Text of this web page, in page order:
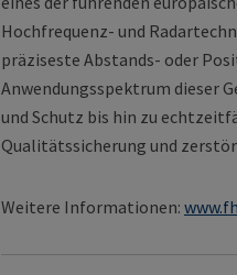
Hochfrequenz- und
präziseste Abstands- oder
Anwendungsspektrum dieser
und Schutz bis hin zu
Qualitätssicherung und
Weitere Informationen: